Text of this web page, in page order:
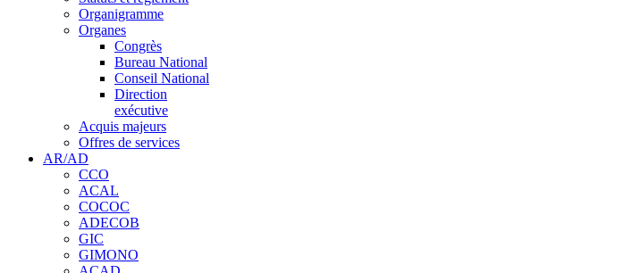
Organigramme
Organes
Congrès
Bureau National
Conseil National
Direction
exécutive
Acquis majeurs
Offres de services
AR/AD
CCO
ACAL
COCOC
ADECOB
GIC
GIMONO